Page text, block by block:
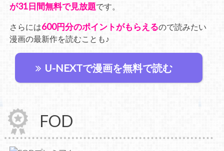
が31日間無料で見放題です。
さらには600円分のポイントがもらえるので読みたい
漫画の最新作を読むことも♪
U-NEXTで漫画を無料で読む
FOD